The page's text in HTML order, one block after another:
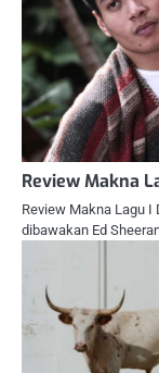
Review Makna
Review Makna Lagu I
dibawakan Ed